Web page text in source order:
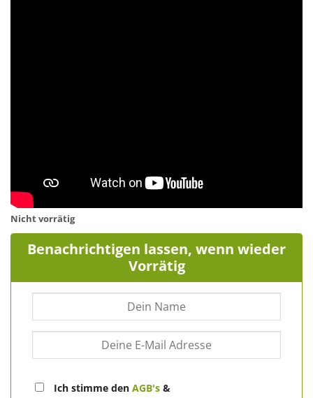
Nicht vorrätig
Benachrichtigen lassen, wenn wieder
Vorrätig
Ich stimme den AGB's &